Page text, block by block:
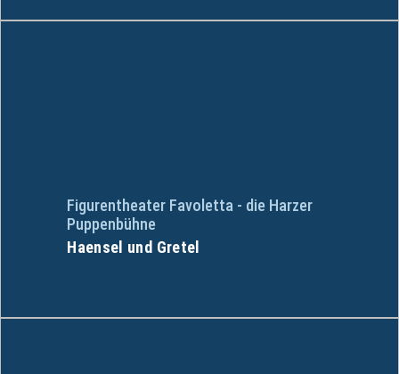
Figurentheater Favoletta - die Harzer
Puppenbühne
Haensel und Gretel